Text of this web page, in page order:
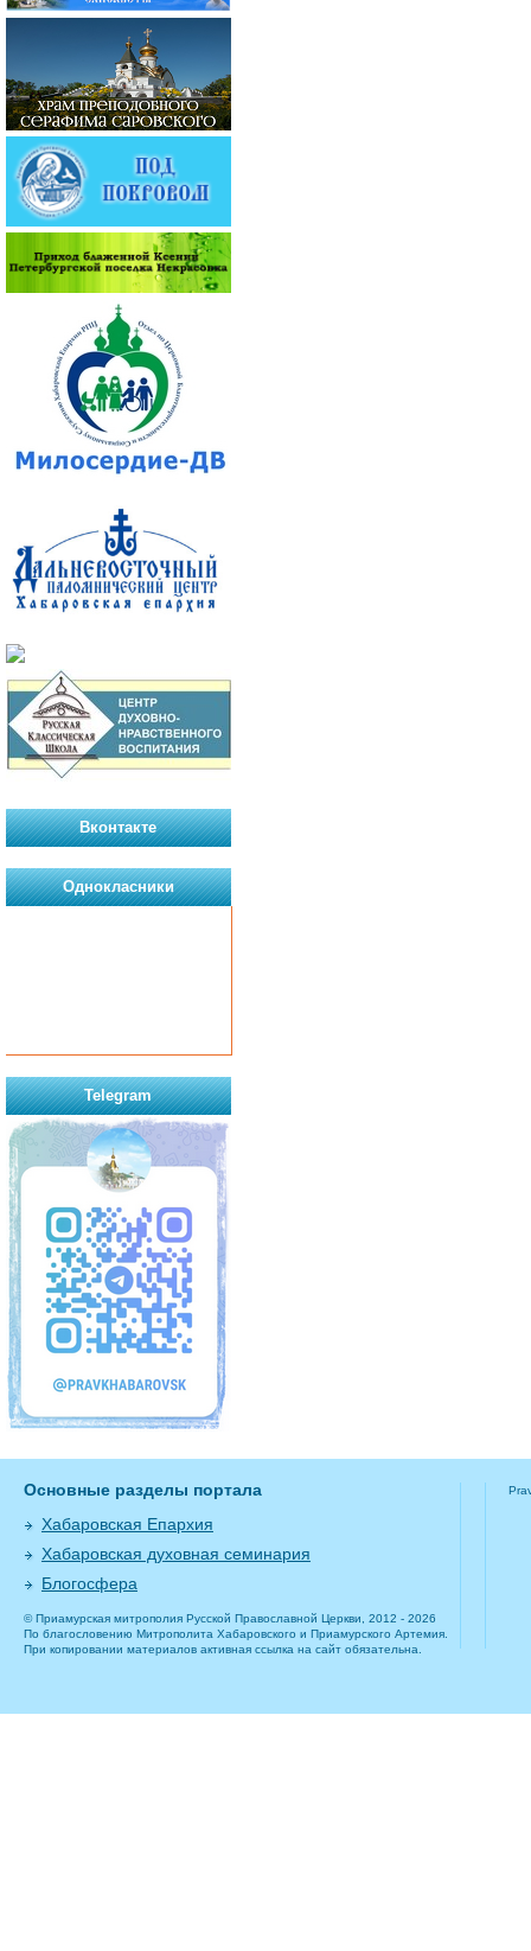
Вконтакте
Однокласники
Telegram
Основные разделы портала
Хабаровская Епархия
Хабаровская духовная семинария
Блогосфера
© Приамурская митрополия Русской Православной Церкви, 2012 - 2026
По благословению Митрополита Хабаровского и Приамурского Артемия.
При копировании материалов активная ссылка на сайт обязательна.